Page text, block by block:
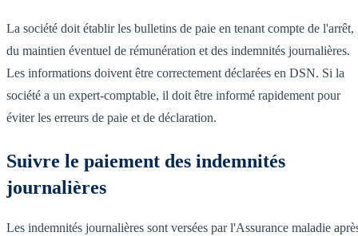
La société doit établir les bulletins de paie en tenant compte de l'arrêt,
du maintien éventuel de rémunération et des indemnités journalières.
Les informations doivent être correctement déclarées en DSN. Si la
société a un expert-comptable, il doit être informé rapidement pour
éviter les erreurs de paie et de déclaration.
Suivre le paiement des indemnités
journalières
Les indemnités journalières sont versées par l'Assurance maladie